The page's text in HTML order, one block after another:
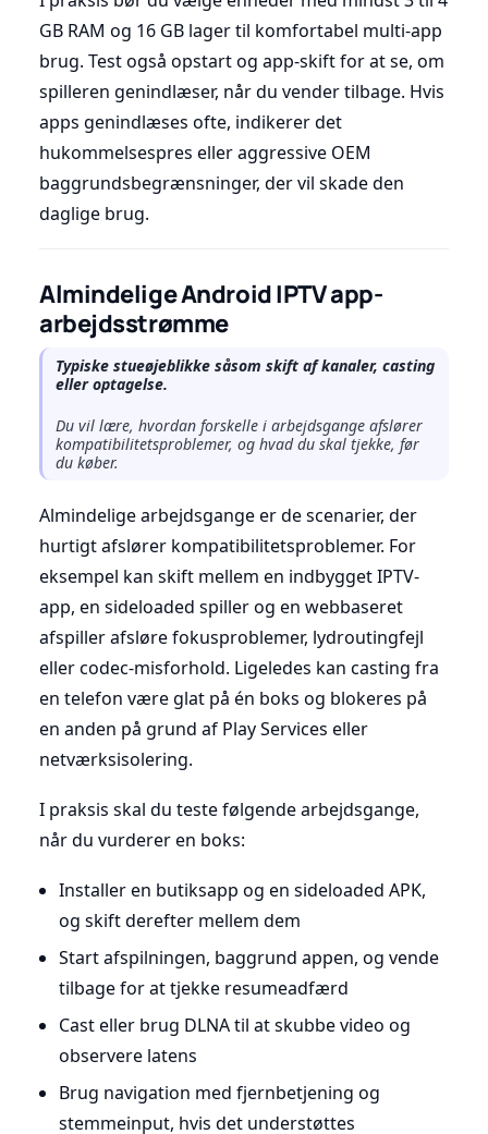
GB RAM og 16 GB lager til komfortabel multi-app
brug. Test også opstart og app-skift for at se, om
spilleren genindlæser, når du vender tilbage. Hvis
apps genindlæses ofte, indikerer det
hukommelsespres eller aggressive OEM
baggrundsbegrænsninger, der vil skade den
daglige brug.
Almindelige Android IPTV app-
arbejdsstrømme
Typiske stueøjeblikke såsom skift af kanaler, casting
eller optagelse.
Du vil lære, hvordan forskelle i arbejdsgange afslører
kompatibilitetsproblemer, og hvad du skal tjekke, før
du køber.
Almindelige arbejdsgange er de scenarier, der
hurtigt afslører kompatibilitetsproblemer. For
eksempel kan skift mellem en indbygget IPTV-
app, en sideloaded spiller og en webbaseret
afspiller afsløre fokusproblemer, lydroutingfejl
eller codec-misforhold. Ligeledes kan casting fra
en telefon være glat på én boks og blokeres på
en anden på grund af Play Services eller
netværksisolering.
I praksis skal du teste følgende arbejdsgange,
når du vurderer en boks:
Installer en butiksapp og en sideloaded APK,
og skift derefter mellem dem
Start afspilningen, baggrund appen, og vende
tilbage for at tjekke resumeadfærd
Cast eller brug DLNA til at skubbe video og
observere latens
Brug navigation med fjernbetjening og
stemmeinput, hvis det understøttes